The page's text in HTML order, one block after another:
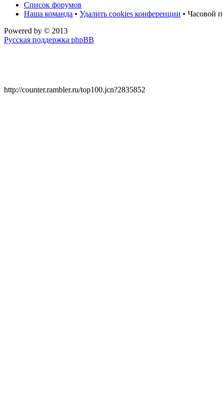
Список форумов
Наша команда • Удалить cookies конференции • Часовой
Powered by © 2013
Русская поддержка phpBB
http://counter.rambler.ru/top100.jcn?2835852